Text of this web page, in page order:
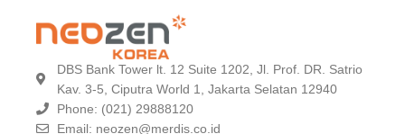
DBS Bank Tower lt. 12 Suite 1202, Jl. Prof. DR. Satrio
Kav. 3-5, Ciputra World 1, Jakarta Selatan 12940
Phone: (021) 29888120
Email: neozen@merdis.co.id